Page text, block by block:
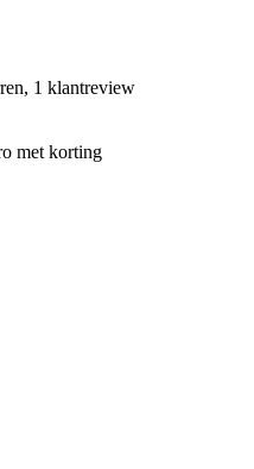
1 klantreview
met korting